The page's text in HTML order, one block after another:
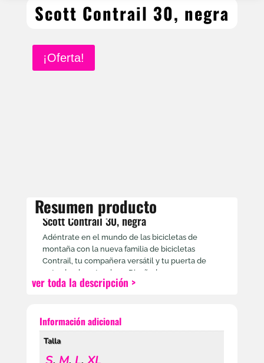
Scott Contrail 30, negra
¡Oferta!
Resumen producto
Scott Contrail 30, negra
Adéntrate en el mundo de las bicicletas de
montaña con la nueva familia de bicicletas
Contrail, tu compañera versátil y tu puerta de
entrada a la naturaleza. Diseñada con una
geometría moderna inspirada en el trail y
una estupenda selección de colores y modelos
para elegir.
Bielas
Buje
ver toda la descripción >
Información adicional
Talla